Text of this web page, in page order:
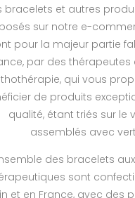
bracelets et autres
sur notre e-
pour la majeur partie
par des thérapeutes
qui vous
de produits
qualité, étant triés sur le
assemblés avec
des bracelets
sont
et en France, avec des